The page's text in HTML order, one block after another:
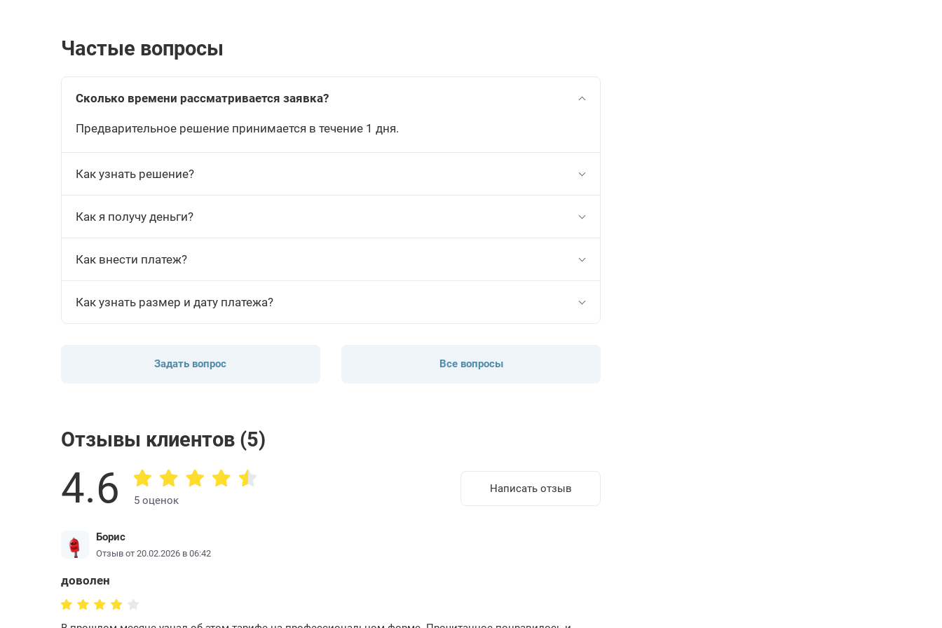
Частые вопросы
Сколько времени рассматривается заявка?
Предварительное решение принимается в течение 1 дня.
Как узнать решение?
Как я получу деньги?
Как внести платеж?
Как узнать размер и дату платежа?
Задать вопрос Все вопросы
Отзывы клиентов (5)
4.6 5 оценок
Написать отзыв
Борис
Отзыв от 20.02.2026 в 06:42
доволен